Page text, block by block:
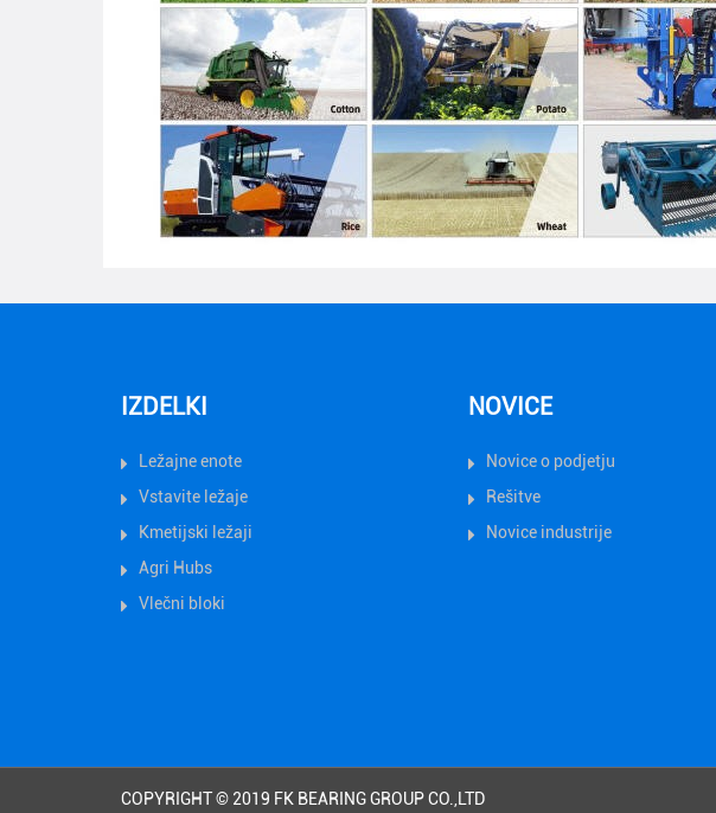
IZDELKI
Ležajne enote
Vstavite ležaje
Kmetijski ležaji
Agri Hubs
Vlečni bloki
NOVICE
Novice o podjetju
Rešitve
Novice industrije
COPYRIGHT © 2019 FK BEARING GROUP CO.,LTD